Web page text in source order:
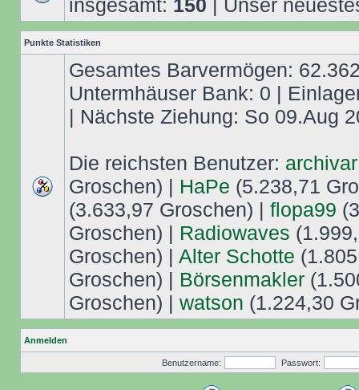
insgesamt: 150 | Unser
Punkte Statistiken
Gesamtes Barvermögen:
Untermhäuser Bank: 0 |
| Nächste Ziehung: So 09.Aug
Die reichsten Benutzer: archivar
Groschen) | HaPe (5.238,71
(3.633,97 Groschen) | flopa99
Groschen) | Radiowaves
Groschen) | Alter Schotte
Groschen) | Börsenmakler
Groschen) | watson (1.224,30
Anmelden
Benutzername: Passwort: